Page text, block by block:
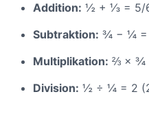
Addition: ½ + ⅓ = 5/
Subtraktion: ¾ − ¼ =
Multiplikation: ⅔ × ¾
Division: ½ ÷ ¼ = 2